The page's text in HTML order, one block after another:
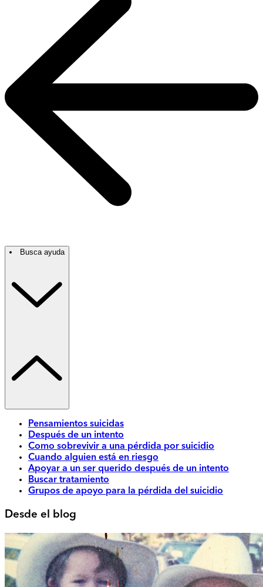
Busca ayuda
Pensamientos suicidas
Después de un intento
Como sobrevivir a una pérdida por suicidio
Cuando alguien está en riesgo
Apoyar a un ser querido después de un intento
Buscar tratamiento
Grupos de apoyo para la pérdida del suicidio
Desde el blog